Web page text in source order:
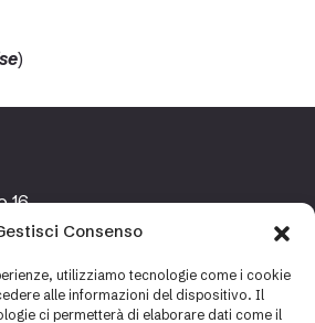
Consenso
utilizziamo tecnologie come i cookie
alle informazioni del dispositivo. Il
ci permetterà di elaborare dati come il
)
16,